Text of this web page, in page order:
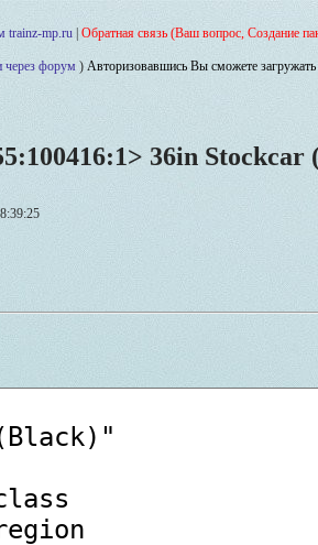
trainz-mp.ru Обратная связь (Ваш вопрос, Создание
через форум ) Авторизовавшись Вы сможете
36in Stockcar